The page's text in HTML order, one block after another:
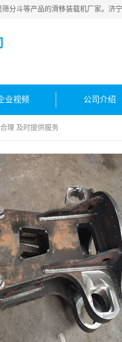
业视频 公司介绍
理 及时提供服务